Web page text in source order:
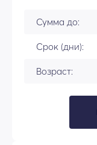
Сумма до:
Срок (дни):
Возраст: